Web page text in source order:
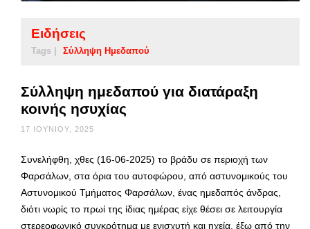
Ειδήσεις
Tags | Σύλληψη Ημεδαπού
Σύλληψη ημεδαπού για διατάραξη
κοινής ησυχίας
17 ΙΟΥΝΊΟΥ, 2025
Συνελήφθη, χθες (16-06-2025) το βράδυ σε περιοχή των
Φαρσάλων, στα όρια του αυτοφώρου, από αστυνομικούς του
Αστυνομικού Τμήματος Φαρσάλων, ένας ημεδαπός άνδρας,
διότι νωρίς το πρωί της ίδιας ημέρας είχε θέσει σε λειτουργία
στερεοφωνικό συγκρότημα με ενισχυτή και ηχεία, έξω από την